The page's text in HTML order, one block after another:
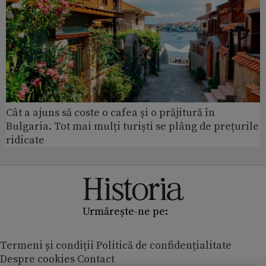
Cât a ajuns să coste o cafea și o prăjitură în
Bulgaria. Tot mai mulți turiști se plâng de prețurile
ridicate
Urmărește-ne pe:
Termeni și condiții Politică de confidențialitate
Despre cookies Contact